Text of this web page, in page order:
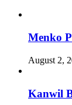
Menko
August 2,
Kanwil